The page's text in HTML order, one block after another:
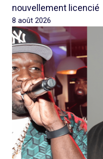
nouvellement licencié
8 août 2026